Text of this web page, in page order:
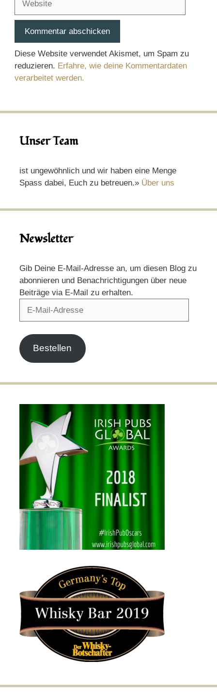
Diese Website verwendet Akismet, um Spam zu
reduzieren. Erfahre, wie deine Kommentardaten
verarbeitet werden.
Unser Team
ist ungewöhnlich und wir haben eine Menge
Spass dabei, Euch zu betreuen.» Über uns
Newsletter
Gib Deine E-Mail-Adresse an, um diesen Blog zu
abonnieren und Benachrichtigungen über neue
Beiträge via E-Mail zu erhalten.
Bestellen